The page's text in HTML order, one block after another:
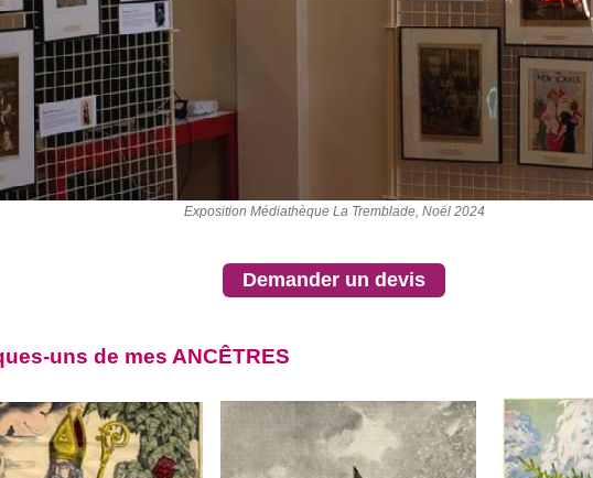
Exposition Médiathèque La Tremblade, Noël 2024
Demander un devis
uns de mes ANCÊTRES